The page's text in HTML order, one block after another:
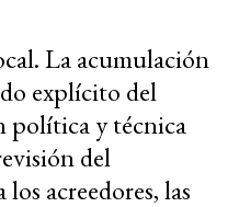
La acumulación
explícito del
política y técnica
del
acreedores, las